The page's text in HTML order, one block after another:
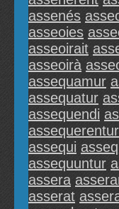
assenés
asseoies
asseoirait
asseoirà
assequamur
assequatur
assequendi
assequerentur
assequi
assequuntur
assera
asserat